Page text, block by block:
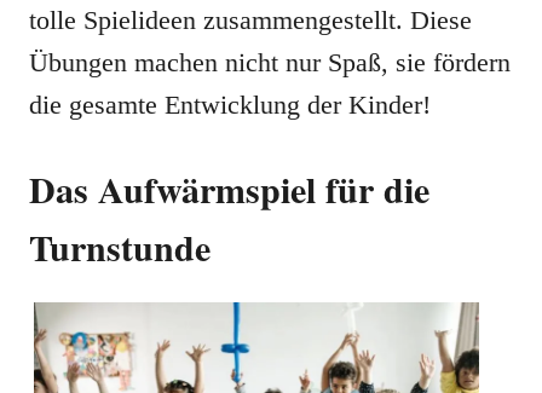
tolle Spielideen zusammengestellt. Diese
Übungen machen nicht nur Spaß, sie fördern
die gesamte Entwicklung der Kinder!
Das Aufwärmspiel für die
Turnstunde